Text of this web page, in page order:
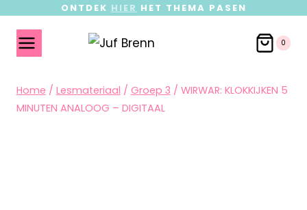
ONTDEK HIER HET THEMA PASEN
0
Home / Lesmateriaal / Groep 3 / WIRWAR: KLOKKIJKEN 5
MINUTEN ANALOOG – DIGITAAL